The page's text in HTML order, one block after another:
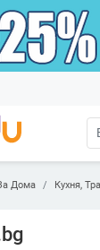
Дома Кухня,